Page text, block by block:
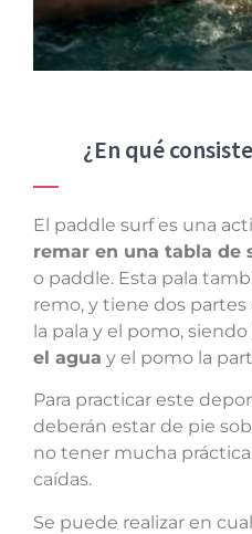
¿En qué
El paddle surf es una
remar en una tabla de
o paddle. Esta pala
remo, y tiene dos
la pala y el pomo, siendo
el agua y el pomo la
Para practicar este
deberán estar de pie
no tener mucha
caídas.
Se puede realizar en